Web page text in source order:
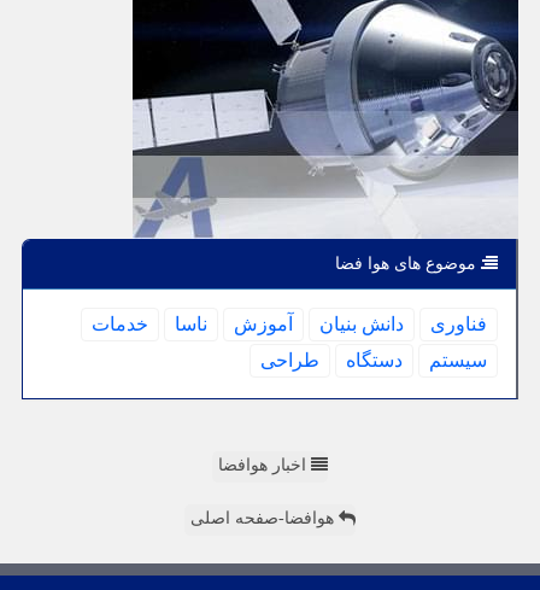
موضوع های هوا فضا
فناوری دانش بنیان آموزش ناسا
خدمات
سیستم
دستگاه طراحی
اخبار هوافضا
هوافضا-صفحه اصلی